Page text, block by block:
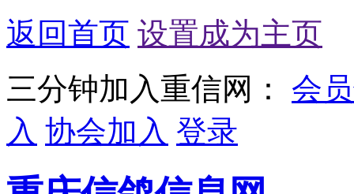
返回首页 设置成为主页
三分钟加入重信网：
会
入 协会加入 登录